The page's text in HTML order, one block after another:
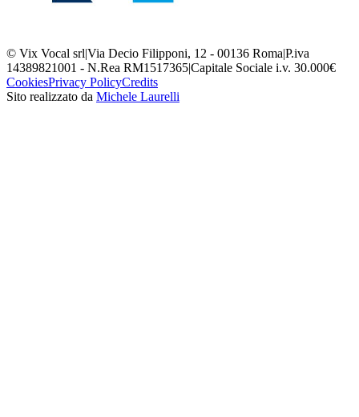
© Vix Vocal srl|Via Decio Filipponi, 12 - 00136 Roma|P.iva
14389821001 - N.Rea RM1517365|Capitale Sociale i.v. 30.000€
CookiesPrivacy PolicyCredits
Sito realizzato da Michele Laurelli